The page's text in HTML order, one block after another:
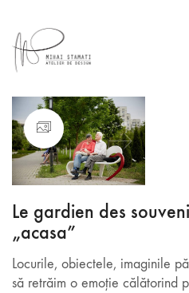
Le gardien des
„acasa”
Locurile, obiectele, imaginile
să retrăim o emoție călătorind